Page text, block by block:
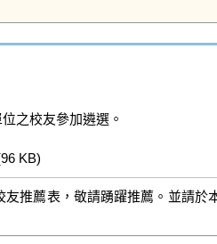
之校友參加遴選。
KB)
推薦表，敬請踴躍推薦。並請